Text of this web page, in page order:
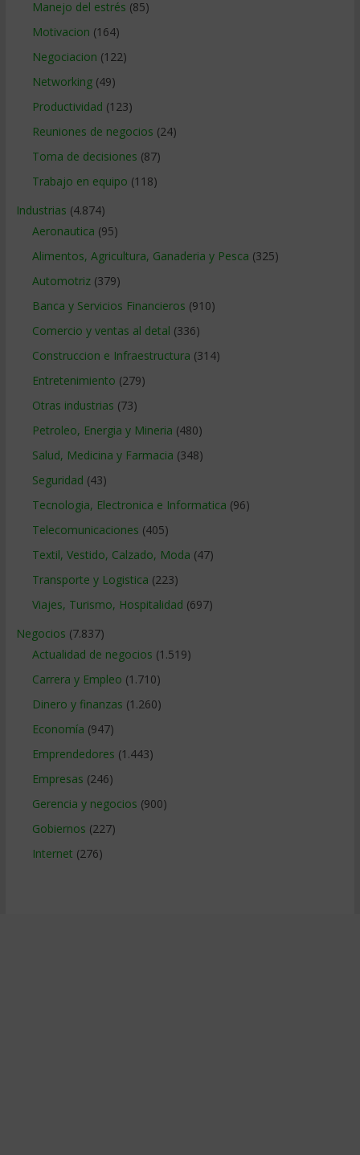
Manejo del estrés (85)
Motivacion (164)
Negociacion (122)
Networking(49)
Productividad (123)
Reuniones de negocios (24)
Toma de decisiones (87)
Trabajo en equipo (118)
Industrias (4.874)
Aeronautica (95)
Alimentos, Agricultura, Ganaderia y Pesca (325)
Automotriz(379)
Banca y Servicios Financieros (910)
Comercio y ventas al detal (336)
Construccion e Infraestructura (314)
Entretenimiento (279)
Otras industrias (73)
Petroleo, Energia y Mineria (480)
Salud, Medicina y Farmacia (348)
Seguridad (43)
Tecnologia, Electronica e Informatica (96)
Telecomunicaciones (405)
Textil, Vestido, Calzado, Moda (47)
Transporte y Logistica (223)
Viajes, Turismo, Hospitalidad (697)
Negocios (7.837)
Actualidad de negocios (1.519)
Carrera y Empleo (1.710)
Dinero y finanzas (1.260)
Economía (947)
Emprendedores (1.443)
Empresas (246)
Gerencia y negocios (900)
Gobiernos (227)
Internet (276)